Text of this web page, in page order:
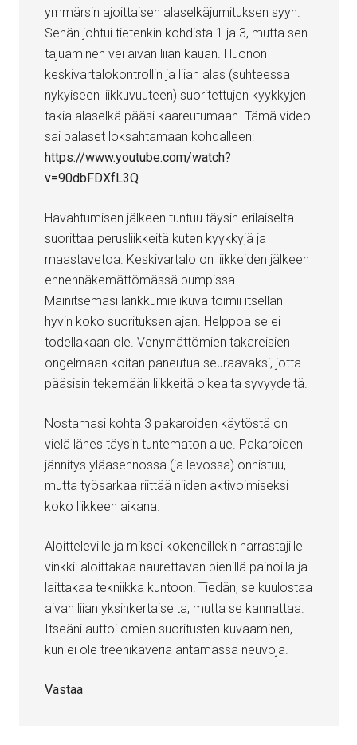
ymmärsin ajoittaisen alaselkäjumituksen syyn.
Sehän johtui tietenkin kohdista 1 ja 3, mutta sen
tajuaminen vei aivan liian kauan. Huonon
keskivartalokontrollin ja liian alas (suhteessa
nykyiseen liikkuvuuteen) suoritettujen kyykkyjen
takia alaselkä pääsi kaareutumaan. Tämä video
sai palaset loksahtamaan kohdalleen:
https://www.youtube.com/watch?
v=90dbFDXfL3Q.
Havahtumisen jälkeen tuntuu täysin erilaiselta
suorittaa perusliikkeitä kuten kyykkyjä ja
maastavetoa. Keskivartalo on liikkeiden jälkeen
ennennäkemättömässä pumpissa.
Mainitsemasi lankkumielikuva toimii itselläni
hyvin koko suorituksen ajan. Helppoa se ei
todellakaan ole. Venymättömien takareisien
ongelmaan koitan paneutua seuraavaksi, jotta
pääsisin tekemään liikkeitä oikealta syvyydeltä.
Nostamasi kohta 3 pakaroiden käytöstä on
vielä lähes täysin tuntematon alue. Pakaroiden
jännitys yläasennossa (ja levossa) onnistuu,
mutta työsarkaa riittää niiden aktivoimiseksi
koko liikkeen aikana.
Aloitteleville ja miksei kokeneillekin harrastajille
vinkki: aloittakaa naurettavan pienillä painoilla ja
laittakaa tekniikka kuntoon! Tiedän, se kuulostaa
aivan liian yksinkertaiselta, mutta se kannattaa.
Itseäni auttoi omien suoritusten kuvaaminen,
kun ei ole treenikaveria antamassa neuvoja.
Vastaa